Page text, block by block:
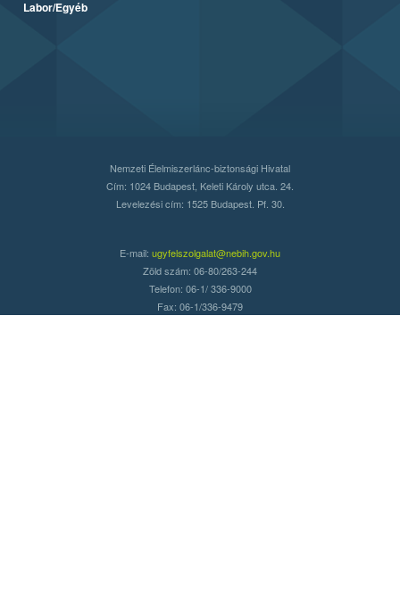
Labor/Egyéb
Nemzeti Élelmiszerlánc-biztonsági Hivatal
Cím: 1024 Budapest, Keleti Károly utca. 24.
Levelezési cím: 1525 Budapest. Pf. 30.
E-mail: ugyfelszolgalat@nebih.gov.hu
Zöld szám: 06-80/263-244
Telefon: 06-1/ 336-9000
Fax: 06-1/336-9479